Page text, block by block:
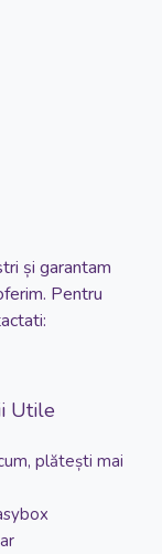
și garantam
Pentru
Utile
plătești mai